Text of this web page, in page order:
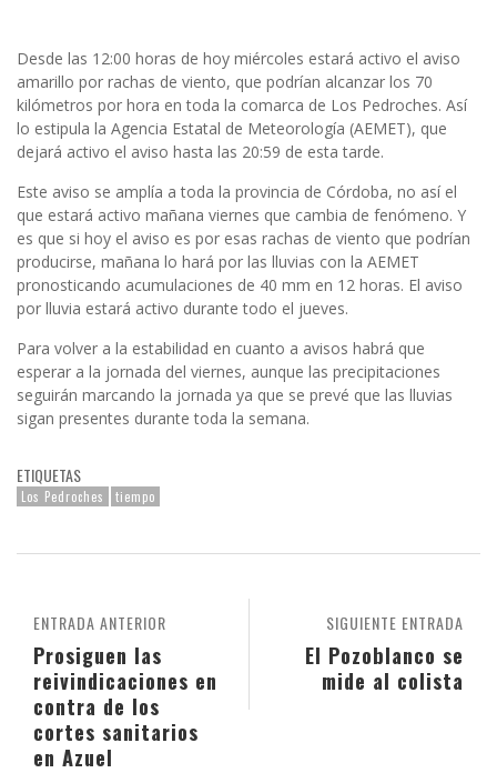
Desde las 12:00 horas de hoy miércoles estará activo el aviso
amarillo por rachas de viento, que podrían alcanzar los 70
kilómetros por hora en toda la comarca de Los Pedroches. Así
lo estipula la Agencia Estatal de Meteorología (AEMET), que
dejará activo el aviso hasta las 20:59 de esta tarde.
Este aviso se amplía a toda la provincia de Córdoba, no así el
que estará activo mañana viernes que cambia de fenómeno. Y
es que si hoy el aviso es por esas rachas de viento que podrían
producirse, mañana lo hará por las lluvias con la AEMET
pronosticando acumulaciones de 40 mm en 12 horas. El aviso
por lluvia estará activo durante todo el jueves.
Para volver a la estabilidad en cuanto a avisos habrá que
esperar a la jornada del viernes, aunque las precipitaciones
seguirán marcando la jornada ya que se prevé que las lluvias
sigan presentes durante toda la semana.
ETIQUETAS
Los Pedroches tiempo
SIGUIENTE ENTRADA
El Pozoblanco se
mide al colista
ENTRADA ANTERIOR
Prosiguen las
reivindicaciones en
contra de los
cortes sanitarios
en Azuel